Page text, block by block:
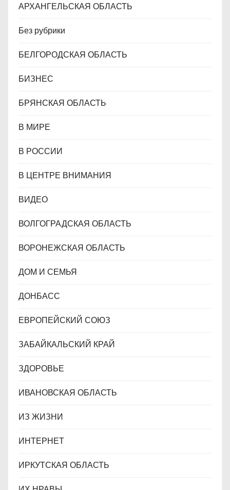
АРХАНГЕЛЬСКАЯ ОБЛАСТЬ
Без рубрики
БЕЛГОРОДСКАЯ ОБЛАСТЬ
БИЗНЕС
БРЯНСКАЯ ОБЛАСТЬ
В МИРЕ
В РОССИИ
В ЦЕНТРЕ ВНИМАНИЯ
ВИДЕО
ВОЛГОГРАДСКАЯ ОБЛАСТЬ
ВОРОНЕЖСКАЯ ОБЛАСТЬ
ДОМ И СЕМЬЯ
ДОНБАСС
ЕВРОПЕЙСКИЙ СОЮЗ
ЗАБАЙКАЛЬСКИЙ КРАЙ
ЗДОРОВЬЕ
ИВАНОВСКАЯ ОБЛАСТЬ
ИЗ ЖИЗНИ
ИНТЕРНЕТ
ИРКУТСКАЯ ОБЛАСТЬ